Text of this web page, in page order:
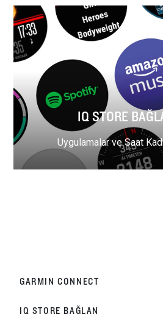
IQ STORE
Uygulamalar ve Saat
GARMIN CONNECT
IQ STORE BAĞLAN